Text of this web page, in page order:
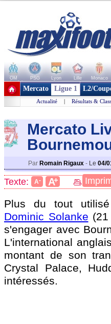
OM PSG Lyon Lille Monaco
+ de clubs
Mercato Ligue 1 L2/
Actualité | Résultats &
Mercato
Par Romain Rigaux - Le 04/
Texte: A- A+
Plus du tout
Dominic Solanke
s'engager avec
L'international
montant de son
Crystal Palace,
intéressés.